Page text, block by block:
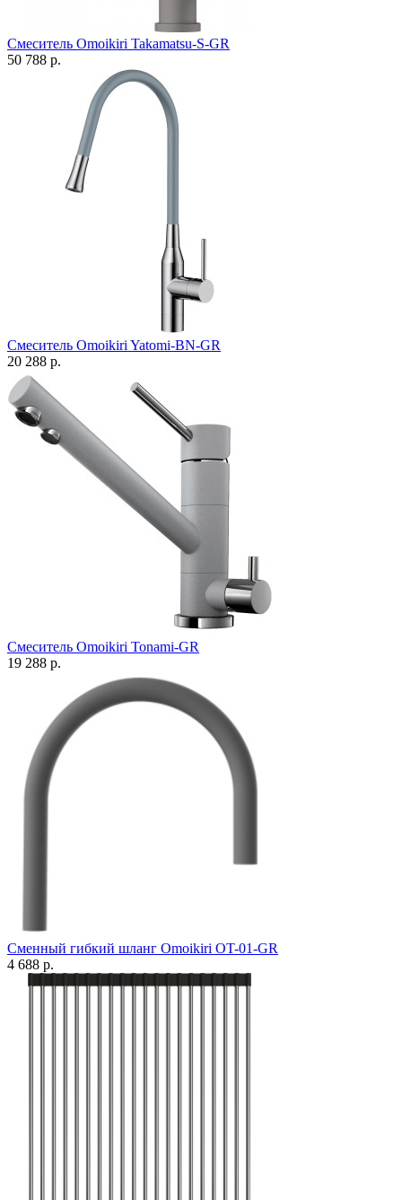
Смеситель Omoikiri Takamatsu-S-GR
50 788 р.
Смеситель Omoikiri Yatomi-BN-GR
20 288 р.
Смеситель Omoikiri Tonami-GR
19 288 р.
Сменный гибкий шланг Omoikiri ОT-01-GR
4 688 р.